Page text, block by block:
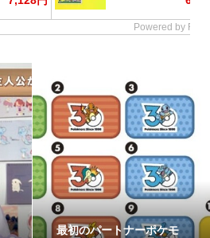
8月7日より事前抽選開